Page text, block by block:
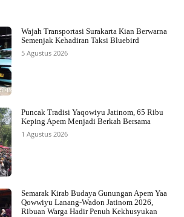
Wajah Transportasi Surakarta Kian Berwarna
Semenjak Kehadiran Taksi Bluebird
5 Agustus 2026
Puncak Tradisi Yaqowiyu Jatinom, 65 Ribu
Keping Apem Menjadi Berkah Bersama
1 Agustus 2026
Semarak Kirab Budaya Gunungan Apem Yaa
Qowwiyu Lanang-Wadon Jatinom 2026,
Ribuan Warga Hadir Penuh Kekhusyukan